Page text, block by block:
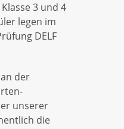
3 und 4
legen im
DELF
der
unserer
die